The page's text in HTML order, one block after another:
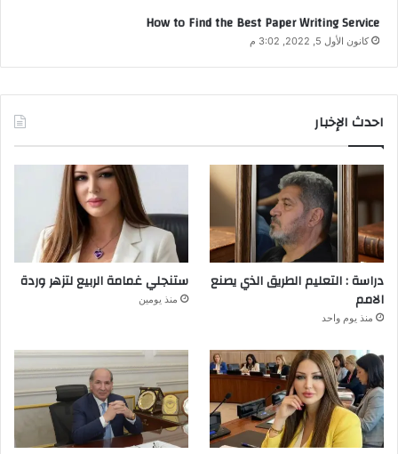
How to Find the Best Paper Writing Service
كانون الأول 5, 2022, 3:02 م
احدث الإخبار
دراسة : التعليم الطريق الذي يصنع
الامم
منذ يوم واحد
ستنجلي غمامة الربيع لتزهر وردة
منذ يومين